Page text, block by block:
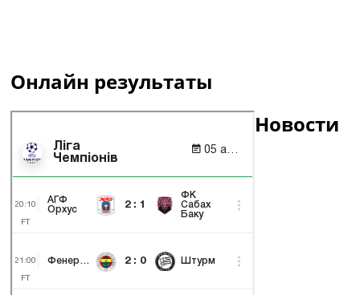
Онлайн результаты
Новости